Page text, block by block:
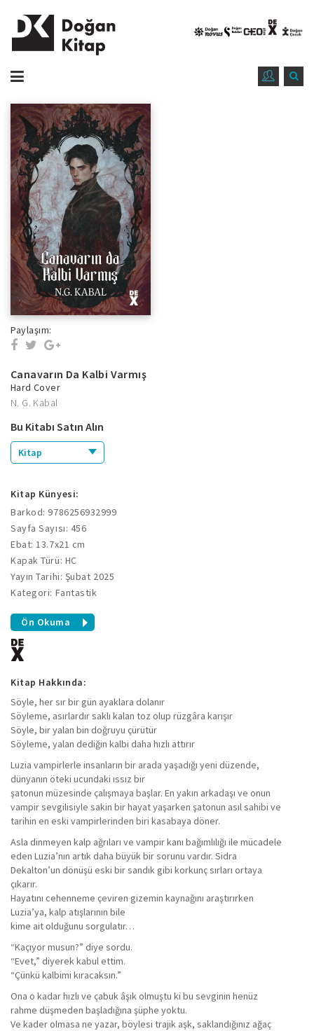
Paylaşım:
Canavarın Da Kalbi Varmış
Hard Cover
N. G. Kabal
Bu Kitabı Satın Alın
Kitap
Kitap Künyesi:
Barkod: 9786256932999
Sayfa Sayısı: 456
Ebat: 13.7x21 cm
Kapak Türü: HC
Yayın Tarihi: Şubat 2025
Kategori: Fantastik
Ön Okuma
Kitap Hakkında:
Söyle, her sır bir gün ayaklara dolanır
Söyleme, asırlardır saklı kalan toz olup rüzgâra karışır
Söyle, bir yalan bin doğruyu çürütür
Söyleme, yalan dediğin kalbi daha hızlı attırır
Luzia vampirlerle insanların bir arada yaşadığı yeni düzende,
dünyanın öteki ucundaki ıssız bir
şatonun müzesinde çalışmaya başlar. En yakın arkadaşı ve onun
vampir sevgilisiyle sakin bir hayat yaşarken şatonun asıl sahibi ve
tarihin en eski vampirlerinden biri kasabaya döner.
Asla dinmeyen kalp ağrıları ve vampir kanı bağımlılığı ile mücadele
eden Luzia’nın artık daha büyük bir sorunu vardır. Sidra
Dekalton’un dönüşü eski bir sandık gibi korkunç sırları ortaya
çıkarır.
Hayatını cehenneme çeviren gizemin kaynağını araştırırken
Luzia’ya, kalp atışlarının bile
kime ait olduğunu sorgulatır…
“Kaçıyor musun?” diye sordu.
“Evet,” diyerek kabul ettim.
“Çünkü kalbimi kıracaksın.”
Ona o kadar hızlı ve çabuk âşık olmuştu ki bu sevginin henüz
rahme düşmeden başladığına şüphe yoktu.
Ve kader olmasa ne yazar, böylesi trajik aşk, saklandığınız ağaç